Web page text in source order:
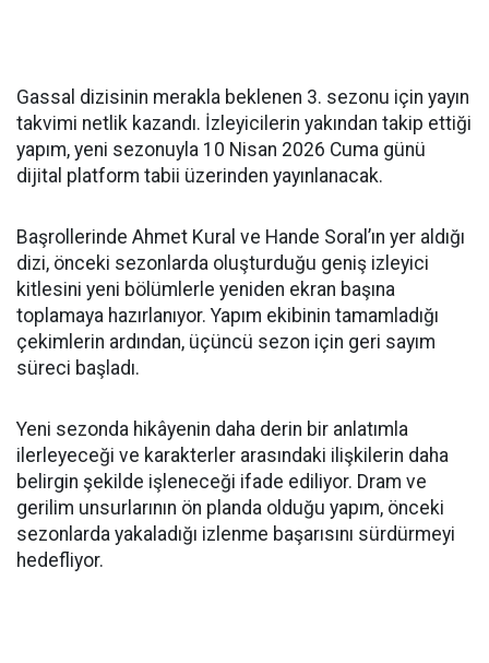
Gassal dizisinin merakla beklenen 3. sezonu için yayın
takvimi netlik kazandı. İzleyicilerin yakından takip ettiği
yapım, yeni sezonuyla 10 Nisan 2026 Cuma günü
dijital platform tabii üzerinden yayınlanacak.
Başrollerinde Ahmet Kural ve Hande Soral’ın yer aldığı
dizi, önceki sezonlarda oluşturduğu geniş izleyici
kitlesini yeni bölümlerle yeniden ekran başına
toplamaya hazırlanıyor. Yapım ekibinin tamamladığı
çekimlerin ardından, üçüncü sezon için geri sayım
süreci başladı.
Yeni sezonda hikâyenin daha derin bir anlatımla
ilerleyeceği ve karakterler arasındaki ilişkilerin daha
belirgin şekilde işleneceği ifade ediliyor. Dram ve
gerilim unsurlarının ön planda olduğu yapım, önceki
sezonlarda yakaladığı izlenme başarısını sürdürmeyi
hedefliyor.